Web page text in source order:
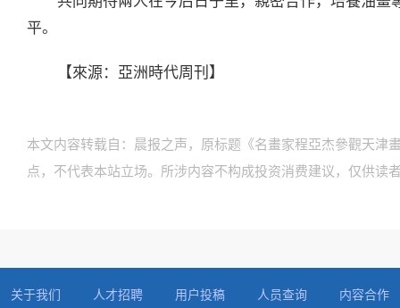
平。
【來源：亞洲時代周刊】
本文内容转载自：晨报之声，原标题《名畫家程亞杰參觀天津
点，不代表本站立场。所涉内容不构成投资消费建议，仅供读
关于我们 人才招聘 用户投稿 人员查询 内容合作